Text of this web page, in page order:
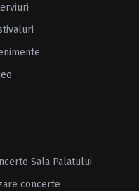
Sala Palatului
concerte